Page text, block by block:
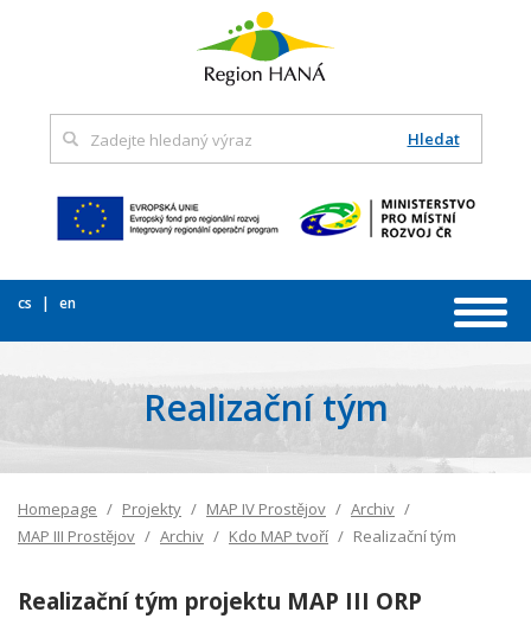
Hledat
cs en
Realizační tým
Homepage Projekty MAP IV Prostějov
Archiv
MAP III Prostějov
Archiv Kdo MAP tvoří Realizační tým
Realizační tým projektu MAP III ORP